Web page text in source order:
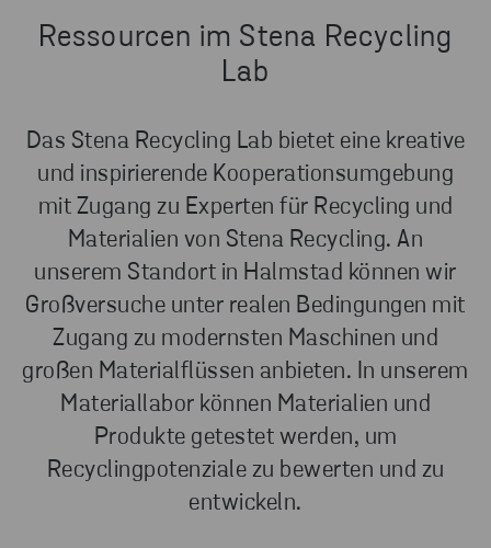
Ressourcen im Stena Recycling
Lab
Das Stena Recycling Lab bietet eine kreative
und inspirierende Kooperationsumgebung
mit Zugang zu Experten für Recycling und
Materialien von Stena Recycling. An
unserem Standort in Halmstad können wir
Großversuche unter realen Bedingungen mit
Zugang zu modernsten Maschinen und
großen Materialflüssen anbieten. In unserem
Materiallabor können Materialien und
Produkte getestet werden, um
Recyclingpotenziale zu bewerten und zu
entwickeln.